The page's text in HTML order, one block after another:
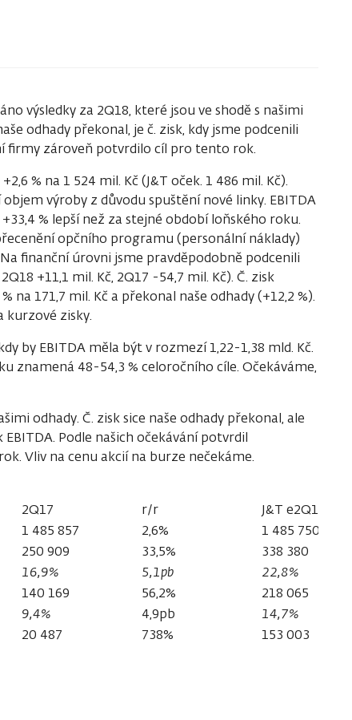
výsledky za 2Q18, které jsou ve shodě s našimi
odhady překonal, je č. zisk, kdy jsme podcenili
firmy zároveň potvrdilo cíl pro tento rok.
% na 1 524 mil. Kč (J&T oček. 1 486 mil. Kč).
výroby z důvodu spuštění nové linky. EBITDA
% lepší než za stejné období loňského roku.
opčního programu (personální náklady)
finanční úrovni jsme pravděpodobně podcenili
+11,1 mil. Kč, 2Q17 -54,7 mil. Kč). Č. zisk
na 171,7 mil. Kč a překonal naše odhady (+12,2 %).
kurzové zisky.
by EBITDA měla být v rozmezí 1,22-1,38 mld. Kč.
znamená 48-54,3 % celoročního cíle. Očekáváme,
odhady. Č. zisk sice naše odhady překonal, ale
Podle našich očekávání potvrdil
Vliv na cenu akcií na burze nečekáme.
2Q17 r/r J&T e2Q18
1 485 857 2,6% 1 485 750
250 909 33,5% 338 380
16,9% 5,1pb 22,8%
140 169 56,2% 218 065
9,4% 4,9pb 14,7%
20 487 738% 153 003